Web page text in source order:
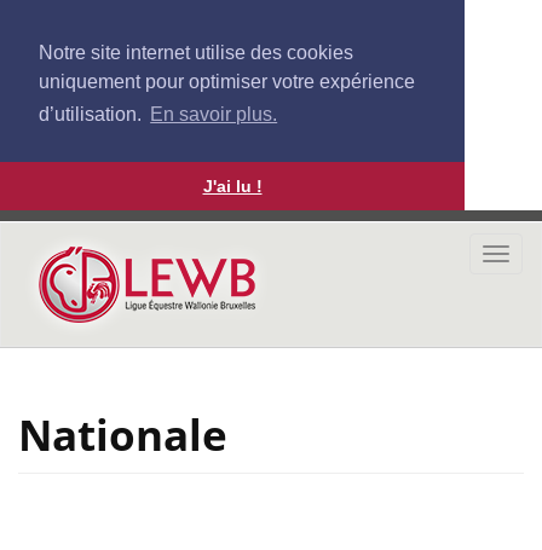
Notre site internet utilise des cookies
uniquement pour optimiser votre expérience
d’utilisation. En savoir plus.
J'ai lu !
Aller
contenu
principal
Nationale